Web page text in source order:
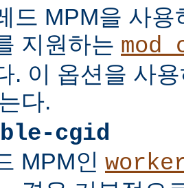
드 MPM을 사
지원하는
. 이 옵션을 사
다.
cgid
MPM인